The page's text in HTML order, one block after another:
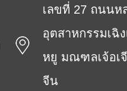
เลขที่ 27 ถนนห
อุตสาหกรรมเฉิ
หยู มณฑลเจ้อเ
จีน